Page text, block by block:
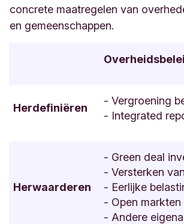
concrete maatregelen van
en gemeenschappen.
Herdefiniëren
- Vergroening
- Integrated
Herwaarderen
- Green deal
- Versterken
- Eerlijke
- Open markten
- Andere